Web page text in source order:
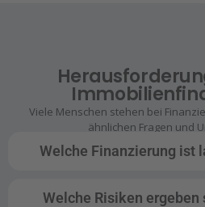
Viele Menschen stehen bei
ähnlichen Fragen und
Welche Finanzierung ist
Welche Risiken ergeben